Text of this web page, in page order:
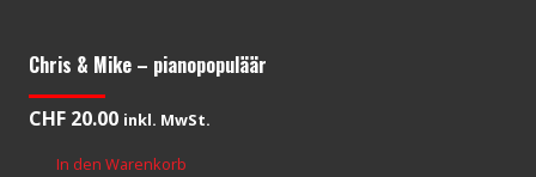
Chris & Mike – pianopopuläär
CHF 20.00 inkl. MwSt.
In den Warenkorb